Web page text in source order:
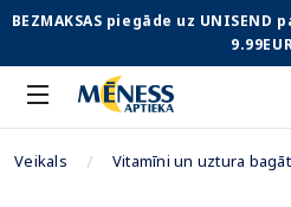
BEZMAKSAS piegāde uz
Veikals Vitamīni un uztura